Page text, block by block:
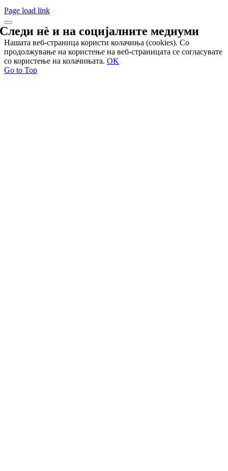
Page load link
Следи нѐ и насоцијалните медиуми
Нашата веб-страница користи колачиња (cookies). Со
продолжување на користење на веб-страницата се согласувате
со користење на колачињата. OK
Go to Top